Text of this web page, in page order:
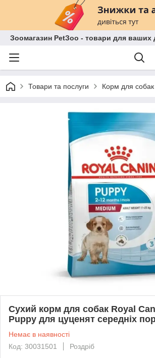
Зоомагазин PetЗoo - товари для ваших
Товари та послуги Корм для собак
Сухий корм для собак Royal
Puppy для цуценят середніх
Немає в наявності
Код: 30031501
Роздріб